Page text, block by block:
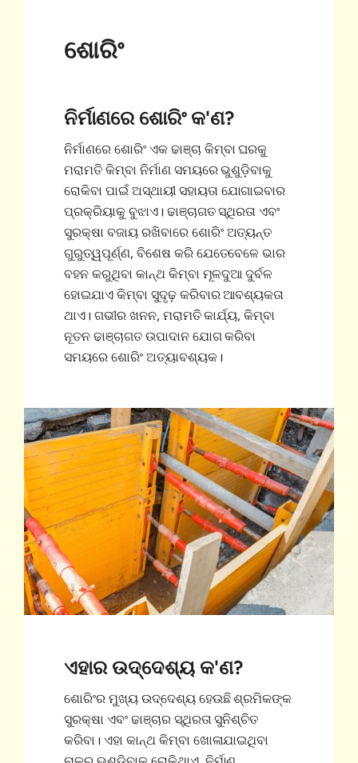
ଶୋରିଂ
ନିର୍ମାଣରେ ଶୋରିଂ କ'ଣ?
ନିର୍ମାଣରେ ଶୋରିଂ ଏକ ଢାଞ୍ଚା କିମ୍ବା ଘରକୁ
ମରାମତି କିମ୍ବା ନିର୍ମାଣ ସମୟରେ ଭୁଶୁଡ଼ିବାକୁ
ରୋକିବା ପାଇଁ ଅସ୍ଥାୟୀ ସହାୟତା ଯୋଗାଇବାର
ପ୍ରକ୍ରିୟାକୁ ବୁଝାଏ। ଢାଞ୍ଚାଗତ ସ୍ଥିରତା ଏବଂ
ସୁରକ୍ଷା ବଜାୟ ରଖିବାରେ ଶୋରିଂ ଅତ୍ୟନ୍ତ
ଗୁରୁତ୍ୱପୂର୍ଣ୍ଣ, ବିଶେଷ କରି ଯେତେବେଳେ ଭାର
ବହନ କରୁଥିବା କାନ୍ଥ କିମ୍ବା ମୂଳଦୁଆ ଦୁର୍ବଳ
ହୋଇଯାଏ କିମ୍ବା ସୁଦୃଢ଼ କରିବାର ଆବଶ୍ୟକତା
ଥାଏ। ଗଭୀର ଖନନ, ମରାମତି କାର୍ଯ୍ୟ, କିମ୍ବା
ନୂତନ ଢାଞ୍ଚାଗତ ଉପାଦାନ ଯୋଗ କରିବା
ସମୟରେ ଶୋରିଂ ଅତ୍ୟାବଶ୍ୟକ।
ଏହାର ଉଦ୍ଦେଶ୍ୟ କ'ଣ?
ଶୋରିଂର ମୁଖ୍ୟ ଉଦ୍ଦେଶ୍ୟ ହେଉଛି ଶ୍ରମିକଙ୍କ
ସୁରକ୍ଷା ଏବଂ ଢାଞ୍ଚାର ସ୍ଥିରତା ସୁନିଶ୍ଚିତ
କରିବା। ଏହା କାନ୍ଥ କିମ୍ବା ଖୋଳାଯାଇଥିବା